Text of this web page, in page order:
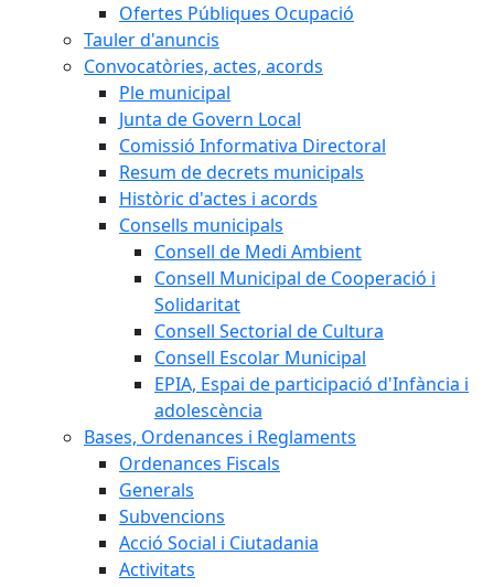
Ofertes Públiques Ocupació
Tauler d'anuncis
Convocatòries, actes, acords
Ple municipal
Junta de Govern Local
Comissió Informativa Directoral
Resum de decrets municipals
Històric d'actes i acords
Consells municipals
Consell de Medi Ambient
Consell Municipal de Cooperació i
Solidaritat
Consell Sectorial de Cultura
Consell Escolar Municipal
EPIA, Espai de participació d'Infància i
adolescència
Bases, Ordenances i Reglaments
Ordenances Fiscals
Generals
Subvencions
Acció Social i Ciutadania
Activitats